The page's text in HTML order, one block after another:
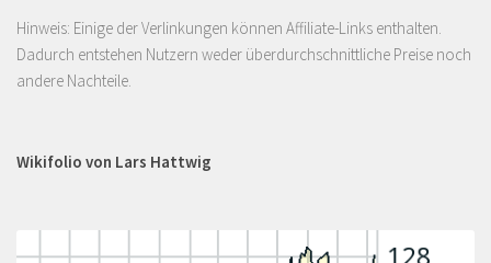
Hinweis: Einige der Verlinkungen können Affiliate-Links enthalten.
Dadurch entstehen Nutzern weder überdurchschnittliche Preise noch
andere Nachteile.
Wikifolio von Lars Hattwig